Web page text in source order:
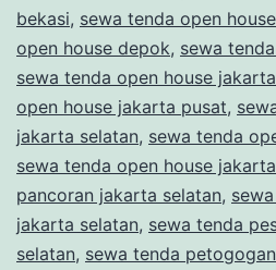
bekasi, sewa tenda open
open house depok, sewa
sewa tenda open house
open house jakarta pusat,
jakarta selatan, sewa tenda
sewa tenda open house
pancoran jakarta selatan,
jakarta selatan, sewa tenda
selatan, sewa tenda